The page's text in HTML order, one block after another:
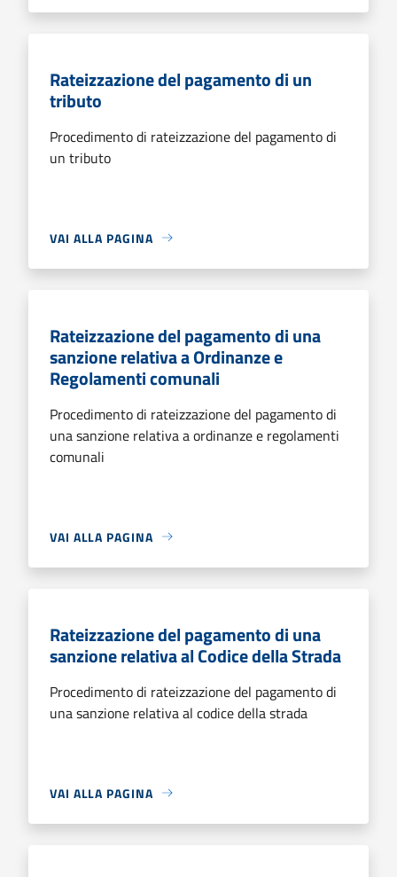
Rateizzazione del pagamento di un
tributo
Procedimento di rateizzazione del pagamento di
un tributo
VAI ALLA PAGINA
Rateizzazione del pagamento di una
sanzione relativa a Ordinanze e
Regolamenti comunali
Procedimento di rateizzazione del pagamento di
una sanzione relativa a ordinanze e regolamenti
comunali
VAI ALLA PAGINA
Rateizzazione del pagamento di una
sanzione relativa al Codice della Strada
Procedimento di rateizzazione del pagamento di
una sanzione relativa al codice della strada
VAI ALLA PAGINA